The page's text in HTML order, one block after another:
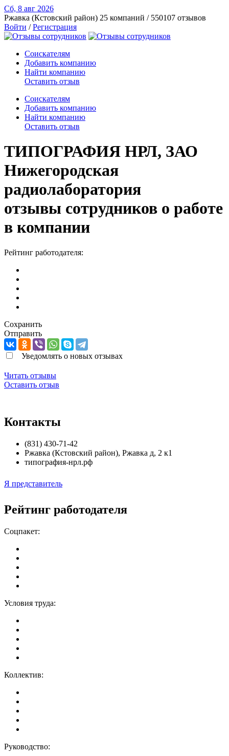
Сб, 8 авг 2026
Ржавка (Кстовский район) 25 компаний / 550107 отзывов
Войти /Регистрация
Соискателям
Добавить компанию
Найти компанию
Оставить отзыв
Соискателям
Добавить компанию
Найти компанию
Оставить отзыв
ТИПОГРАФИЯ НРЛ, ЗАО
Нижегородская
радиолаборатория
отзывы сотрудников о работе
в компании
Рейтинг работодателя:
Сохранить
Отправить
Уведомлять о новых отзывах
Читать отзывы
Оставить отзыв
Контакты
(831) 430-71-42
Ржавка (Кстовский район), Ржавка д, 2 к1
типография-нрл.рф
Я представитель
Рейтинг работодателя
Соцпакет:
Условия труда:
Коллектив:
Руководство: